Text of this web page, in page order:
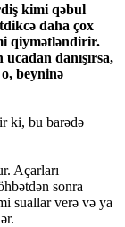
kimi qəbul
daha çox
qiymətləndirir.
danışırsa,
beyninə
ki, bu barədə
Açarları
sonra
suallar verə və ya